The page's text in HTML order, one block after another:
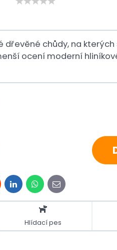
dřevěné chůdy, na kterých
ocení moderní
LinkedInWhatsApp
E-
mail
Hlídací pes